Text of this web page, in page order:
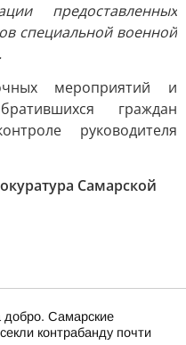
предоставленных
специальной военной
мероприятий и
граждан
руководителя
Самарской
Самарские
контрабанду почти